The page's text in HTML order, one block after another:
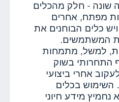
שונה - חלק מהכלים
מפתח, אחרים
כלים הבוחנים את
המשתמשים.
למשל, מתמחות
התחרותי בשוק
אחרי ביצועי
בכלים
מידע חיוני